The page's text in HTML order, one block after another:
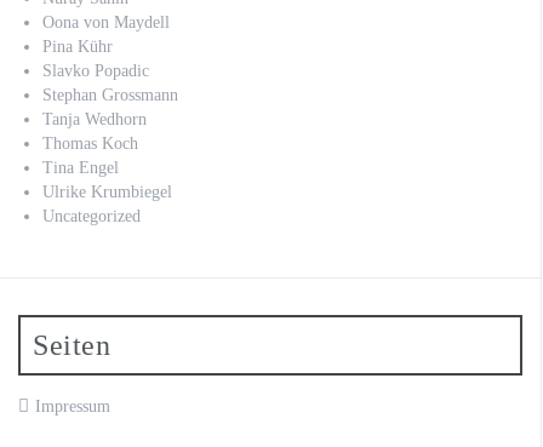
Oona von Maydell
Pina Kühr
Slavko Popadic
Stephan Grossmann
Tanja Wedhorn
Thomas Koch
Tina Engel
Ulrike Krumbiegel
Uncategorized
Seiten
Impressum